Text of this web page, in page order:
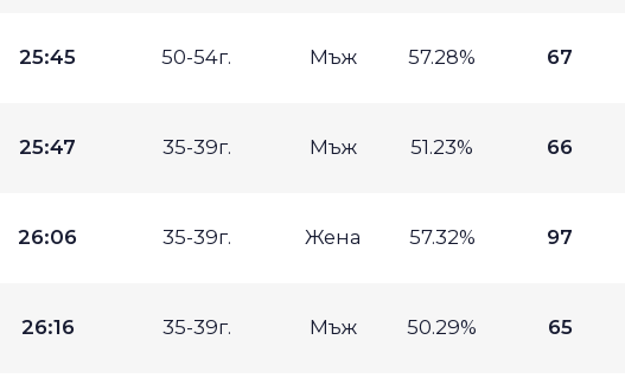
25:45 50-54г. Мъж 57.28% 67
25:47 35-39г. Мъж 51.23% 66
26:06 35-39г. Жена 57.32% 97
26:16 35-39г. Мъж 50.29% 65